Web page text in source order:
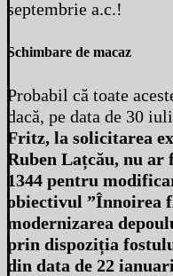
septembrie a.c.!
Schimbare de macaz
Probabil că toate
dacă, pe data de 30
Fritz, la solicitarea
Ruben Lațcău, nu
1344 pentru
obiectivul ”Înnoirea
modernizarea
prin dispoziția
din data de 22